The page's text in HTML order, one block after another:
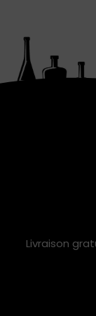
Livraison